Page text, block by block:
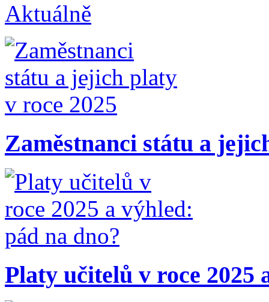
Aktuálně
Zaměstnanci státu a
Platy učitelů v roce 2025